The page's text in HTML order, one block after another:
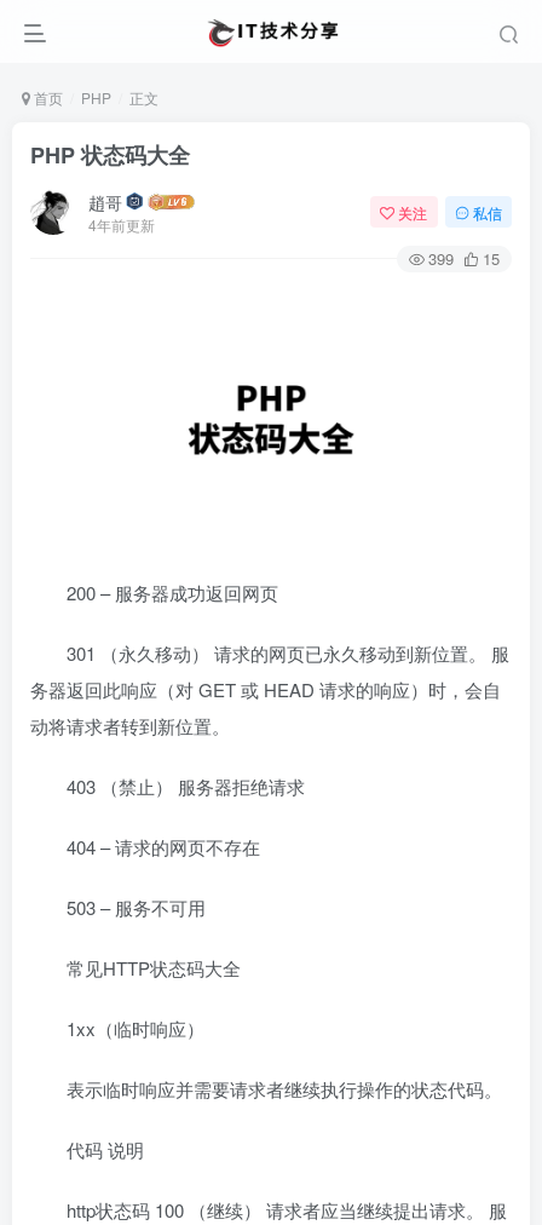
首页 PHP 正文
PHP 状态码大全
趙哥
4年前更新
关注 私信
399 15
200 – 服务器成功返回网页
301 （永久移动） 请求的网页已永久移动到新位置。 服
务器返回此响应（对 GET 或 HEAD 请求的响应）时，会自
动将请求者转到新位置。
403 （禁止） 服务器拒绝请求
404 – 请求的网页不存在
503 – 服务不可用
常见HTTP状态码大全
1xx（临时响应）
表示临时响应并需要请求者继续执行操作的状态代码。
代码 说明
http状态码 100 （继续） 请求者应当继续提出请求。 服